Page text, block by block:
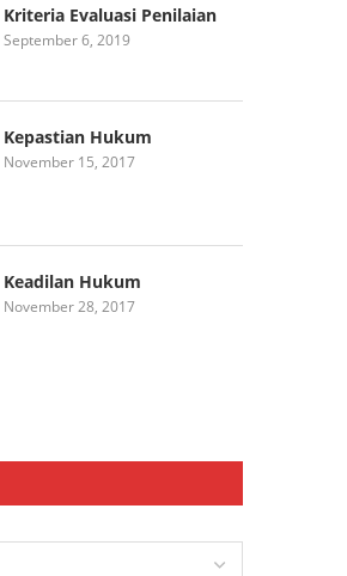
Kriteria Evaluasi Penilaian
September 6, 2019
Kepastian Hukum
November 15, 2017
Keadilan Hukum
November 28, 2017